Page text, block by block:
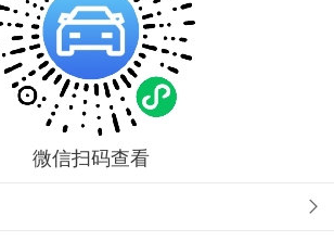
微信扫码查看
